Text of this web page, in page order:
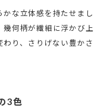
な立体感を持たせまし
幾何柄が繊細に浮かび上
り、さりげない豊かさ
3色